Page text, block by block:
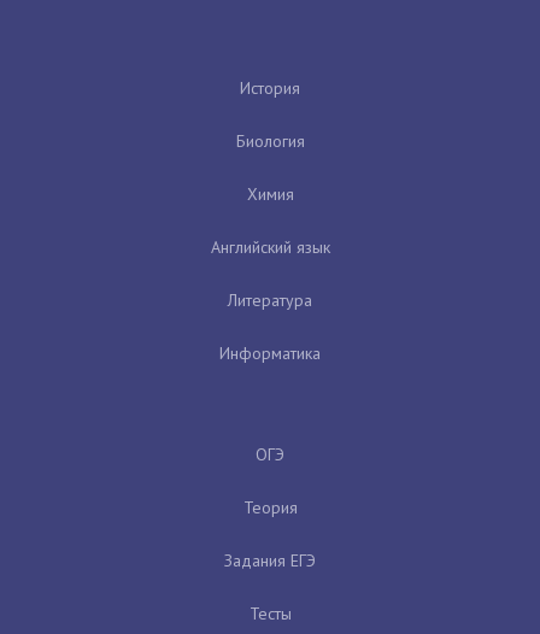
История
Биология
Химия
Английский язык
Литература
Информатика
ОГЭ
Теория
Задания ЕГЭ
Тесты